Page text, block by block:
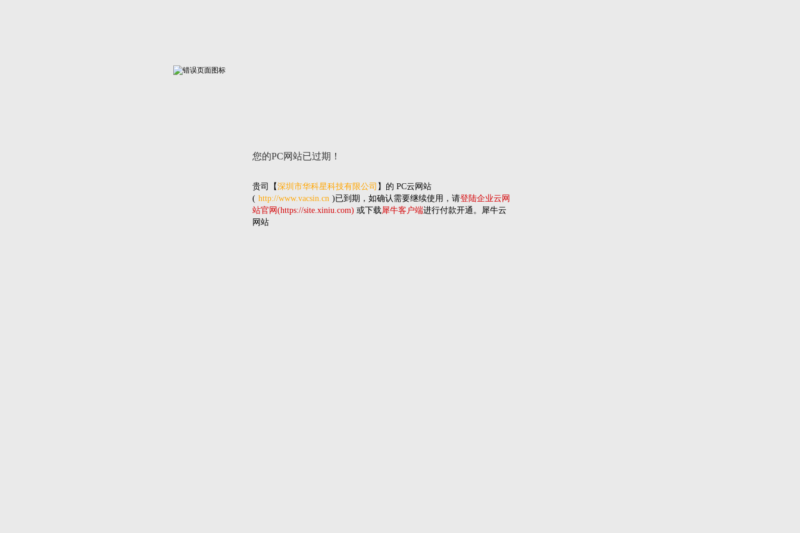
您的PC网站已过期！
贵司 【深圳市华科星科技有限公司 】的 PC云网站
( http://www.vacsin.cn )已到期，如确认需要继续使用，请登陆企业云网
站官网(https://site.xiniu.com) 或下载犀牛客户端进行付款开通。犀牛云
网站